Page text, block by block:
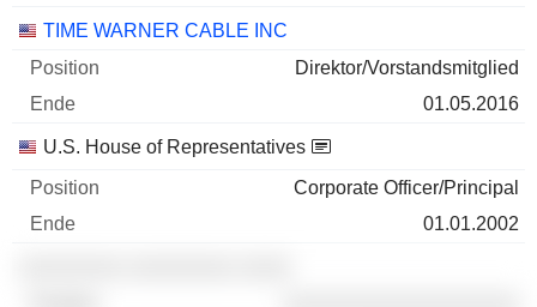
TIME WARNER CABLE INC
Direktor/Vorstandsmitglied
01.05.2016
U.S. House of Representatives
Corporate Officer/Principal
01.01.2002